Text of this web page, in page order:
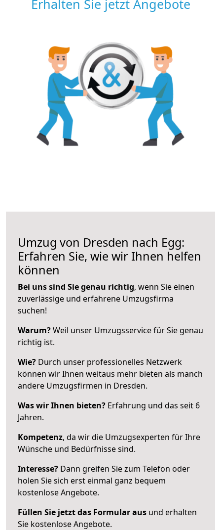
Erhalten Sie jetzt Angebote
Umzug von Dresden nach Egg:
Erfahren Sie, wie wir Ihnen helfen
können
Bei uns sind Sie genau richtig, wenn Sie einen
zuverlässige und erfahrene Umzugsfirma
suchen!
Warum?Weil unser Umzugsservice für Sie genau
richtig ist.
Wie? Durch unser professionelles Netzwerk
können wir Ihnen weitaus mehr bieten als manch
andere Umzugsfirmen in Dresden.
Was wir Ihnen bieten? Erfahrung und das seit 6
Jahren.
Kompetenz, da wir die Umzugsexperten für Ihre
Wünsche und Bedürfnisse sind.
Interesse? Dann greifen Sie zum Telefon oder
holen Sie sich erst einmal ganz bequem
kostenlose Angebote.
Füllen Sie jetzt das Formular aus und erhalten
Sie kostenlose Angebote.